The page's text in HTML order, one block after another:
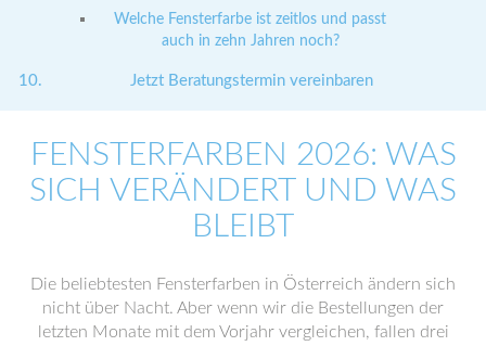
Welche Fensterfarbe ist zeitlos und passt
auch in zehn Jahren noch?
Jetzt Beratungstermin vereinbaren
FENSTERFARBEN 2026: WAS
SICH VERÄNDERT UND WAS
BLEIBT
Die beliebtesten Fensterfarben in Österreich ändern sich
nicht über Nacht. Aber wenn wir die Bestellungen der
letzten Monate mit dem Vorjahr vergleichen, fallen drei